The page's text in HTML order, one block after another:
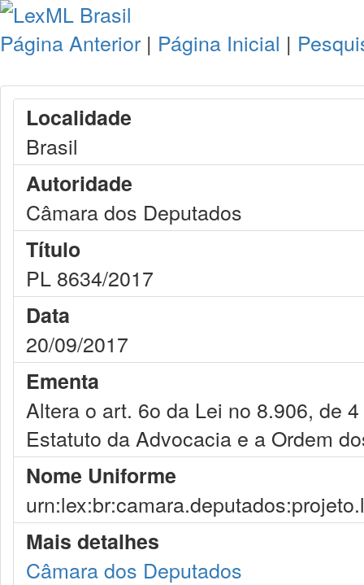
Página Anterior | Página Inicial |
Localidade
Brasil
Autoridade
Câmara dos Deputados
Título
PL 8634/2017
Data
20/09/2017
Ementa
Altera o art. 6o da Lei no 8.906, de
Estatuto da Advocacia e a Ordem
Nome Uniforme
Mais detalhes
Câmara dos Deputados